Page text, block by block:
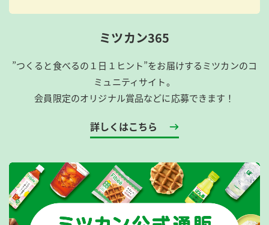
ミツカン365
”つくると食べるの１日１ヒント”をお届けするミツカンのコ
ミュニティサイト。
会員限定のオリジナル賞品などに応募できます！
詳しくはこちら